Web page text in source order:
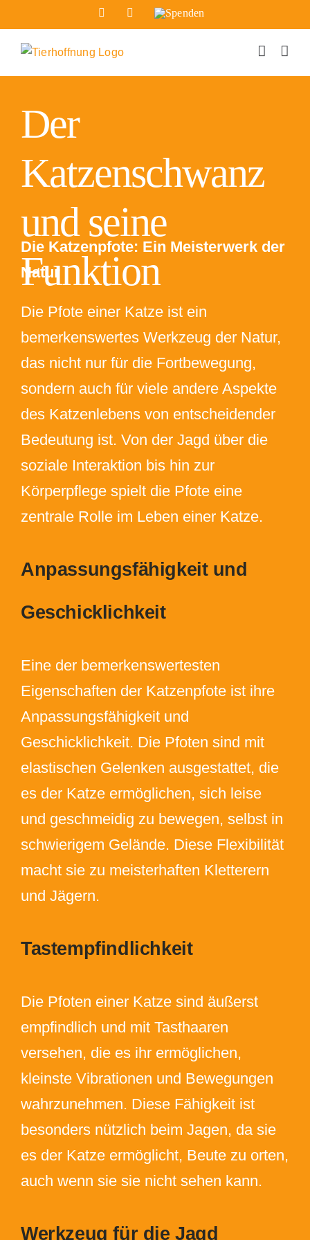
Inhalt
springen
FacebookInstagram
Spenden
Die Katzenpfote
Der
Katzenschwanz
und seine
Funktion
Die Katzenpfote: Ein Meisterwerk der
Natur
Die Pfote einer Katze ist ein
bemerkenswertes Werkzeug der Natur,
das nicht nur für die Fortbewegung,
sondern auch für viele andere Aspekte
des Katzenlebens von entscheidender
Bedeutung ist. Von der Jagd über die
soziale Interaktion bis hin zur
Körperpflege spielt die Pfote eine
zentrale Rolle im Leben einer Katze.
Anpassungsfähigkeit und
Geschicklichkeit
Eine der bemerkenswertesten
Eigenschaften der Katzenpfote ist ihre
Anpassungsfähigkeit und
Geschicklichkeit. Die Pfoten sind mit
elastischen Gelenken ausgestattet, die
es der Katze ermöglichen, sich leise
und geschmeidig zu bewegen, selbst in
schwierigem Gelände. Diese Flexibilität
macht sie zu meisterhaften Kletterern
und Jägern.
Tastempfindlichkeit
Die Pfoten einer Katze sind äußerst
empfindlich und mit Tasthaaren
versehen, die es ihr ermöglichen,
kleinste Vibrationen und Bewegungen
wahrzunehmen. Diese Fähigkeit ist
besonders nützlich beim Jagen, da sie
es der Katze ermöglicht, Beute zu orten,
auch wenn sie sie nicht sehen kann.
Werkzeug für die Jagd